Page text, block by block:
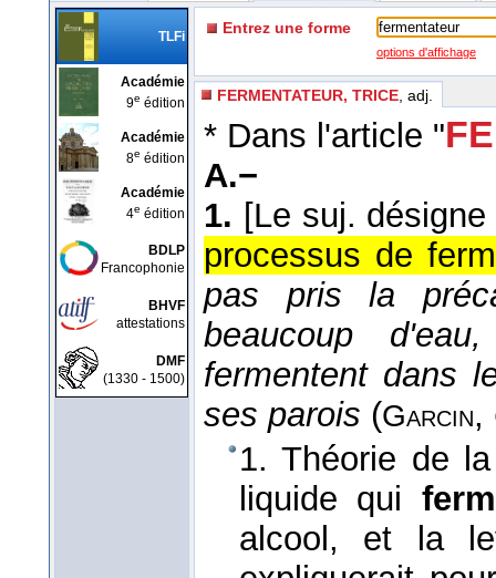
TLFi
Académie
9e édition
Académie
8e édition
Académie
4e édition
BDLP
Francophonie
BHVF
attestations
DMF
(1330 - 1500)
Entrez une forme
options d'affichage
FERMENTATEUR, TRICE , adj.
* Dans l'article "
A.−
1. [Le suj.
processus de
pas pris la
beaucoup
fermentent dans
ses parois (Garcin,
1. Théorie de
liquide qui
alcool, et la